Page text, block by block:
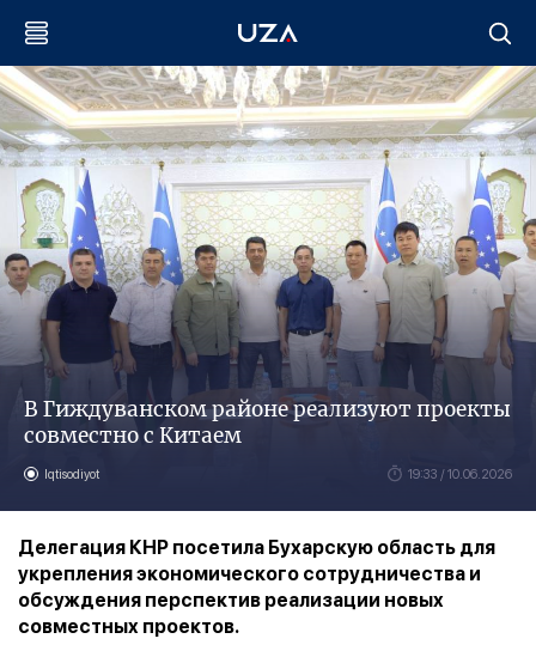
В Гиждуванском районе реализуют проекты
совместно с Китаем
Iqtisodiyot 19:33 / 10.06.2026
Делегация КНР посетила Бухарскую область для
укрепления экономического сотрудничества и
обсуждения перспектив реализации новых
совместных проектов.